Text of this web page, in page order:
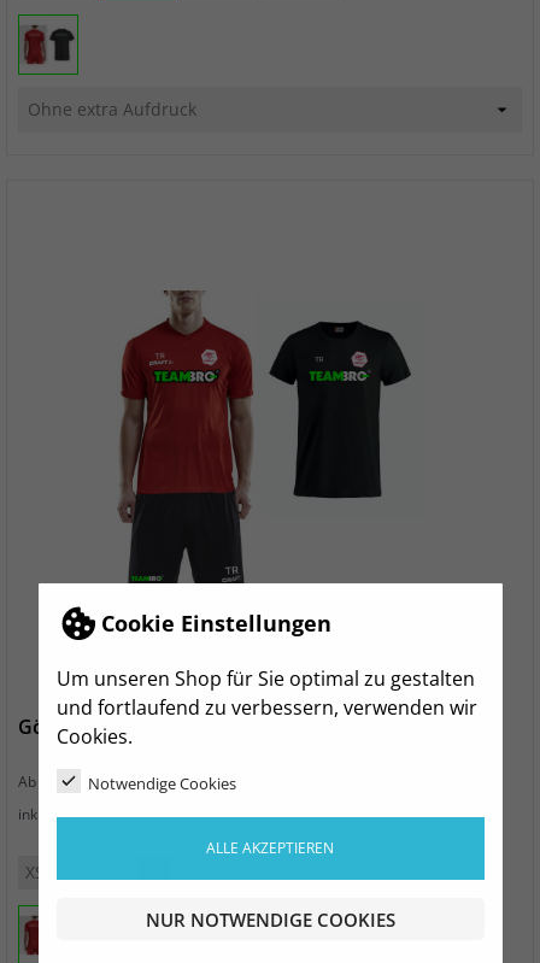
Cookie Einstellungen
Um unseren Shop für Sie optimal zu gestalten
und fortlaufend zu verbessern, verwenden wir
Cookies.
Notwendige Cookies
ALLE AKZEPTIEREN
NUR NOTWENDIGE COOKIES
Görlitzer HC Trainingset SMALL Unisex
Ab Preis
45,99 €
inkl. MwSt. zzgl. Versand
XS